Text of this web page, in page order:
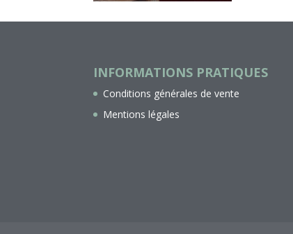
INFORMATIONS PRATIQUES
Conditions générales de vente
Mentions légales